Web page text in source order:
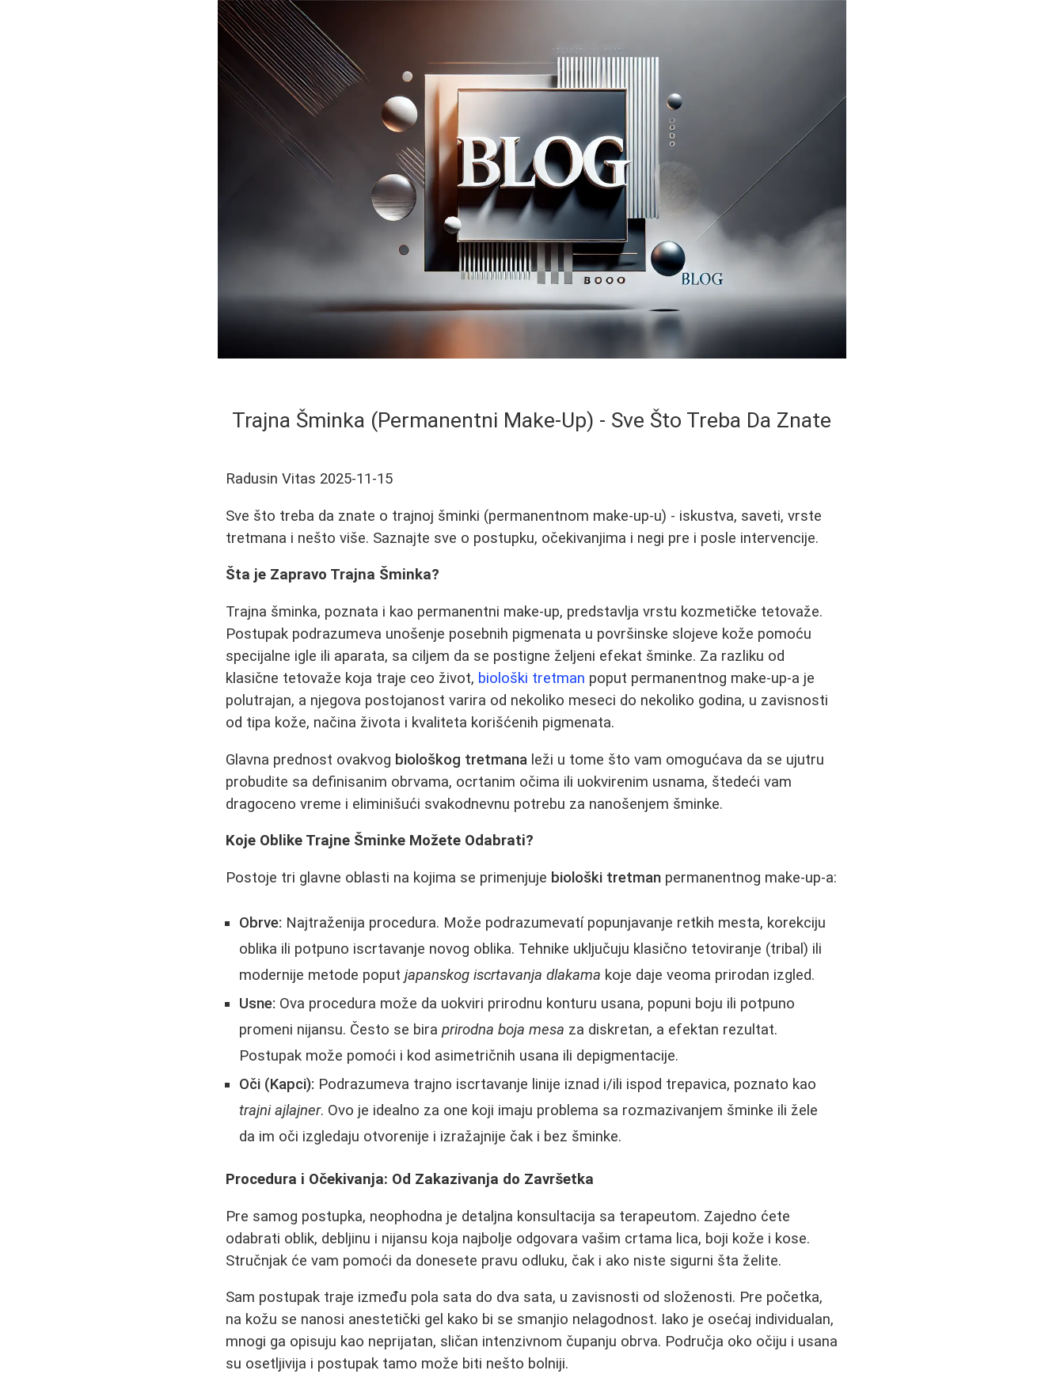
Trajna Šminka (Permanentni Make-Up) - Sve Što Treba Da Znate
Radusin Vitas 2025-11-15
Sve što treba da znate o trajnoj šminki (permanentnom make-up-u) - iskustva, saveti, vrste
tretmana i nešto više. Saznajte sve o postupku, očekivanjima i negi pre i posle intervencije.
Šta je Zapravo Trajna Šminka?
Trajna šminka, poznata i kao permanentni make-up, predstavlja vrstu kozmetičke tetovaže.
Postupak podrazumeva unošenje posebnih pigmenata u površinske slojeve kože pomoću
specijalne igle ili aparata, sa ciljem da se postigne željeni efekat šminke. Za razliku od
klasične tetovaže koja traje ceo život, biološki tretman poput permanentnog make-up-a je
polutrajan, a njegova postojanost varira od nekoliko meseci do nekoliko godina, u zavisnosti
od tipa kože, načina života i kvaliteta korišćenih pigmenata.
Glavna prednost ovakvog biološkog tretmana leži u tome što vam omogućava da se ujutru
probudite sa definisanim obrvama, ocrtanim očima ili uokvirenim usnama, štedeći vam
dragoceno vreme i eliminišući svakodnevnu potrebu za nanošenjem šminke.
Koje Oblike Trajne Šminke Možete Odabrati?
Postoje tri glavne oblasti na kojima se primenjuje biološki tretman permanentnog make-up-a:
Obrve: Najtraženija procedura. Može podrazumevatí popunjavanje retkih mesta, korekciju
oblika ili potpuno iscrtavanje novog oblika. Tehnike uključuju klasično tetoviranje (tribal) ili
modernije metode poputjapanskog iscrtavanja dlakama koje daje veoma prirodan izgled.
Usne: Ova procedura može da uokviri prirodnu konturu usana, popuni boju ili potpuno
promeni nijansu. Često se biraprirodna boja mesa za diskretan, a efektan rezultat.
Postupak može pomoći i kod asimetričnih usana ili depigmentacije.
Oči (Kapci): Podrazumeva trajno iscrtavanje linije iznad i/ili ispod trepavica, poznato kao
trajni ajlajner. Ovo je idealno za one koji imaju problema sa rozmazivanjem šminke ili žele
da im oči izgledaju otvorenije i izražajnije čak i bez šminke.
Procedura i Očekivanja: Od Zakazivanja do Završetka
Pre samog postupka, neophodna je detaljna konsultacija sa terapeutom. Zajedno ćete
odabrati oblik, debljinu i nijansu koja najbolje odgovara vašim crtama lica, boji kože i kose.
Stručnjak će vam pomoći da donesete pravu odluku, čak i ako niste sigurni šta želite.
Sam postupak traje između pola sata do dva sata, u zavisnosti od složenosti. Pre početka,
na kožu se nanosi anestetički gel kako bi se smanjio nelagodnost. Iako je osećaj individualan,
mnogi ga opisuju kao neprijatan, sličan intenzivnom čupanju obrva. Područja oko očiju i usana
su osetljivija i postupak tamo može biti nešto bolniji.